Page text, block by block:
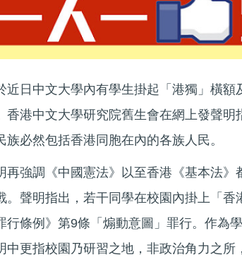
近日中文大學內有學生掛起「港獨」橫
香港中文大學研究院舊生會在網上發聲
族必然包括香港同胞在內的各族人民。
再強調《中國憲法》以至香港《基本法
。聲明指出，若干同學在校園內掛上「香
行條例》第9條「煽動意圖」罪行。作為
中更指校園乃研習之地，非政治角力之所